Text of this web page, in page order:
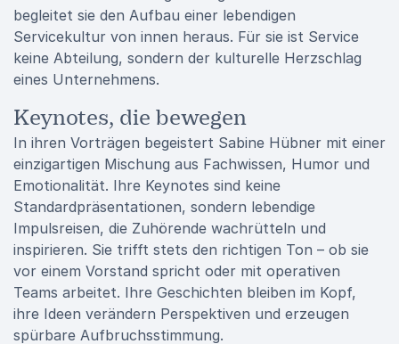
begleitet sie den Aufbau einer lebendigen
Servicekultur von innen heraus. Für sie ist Service
keine Abteilung, sondern der kulturelle Herzschlag
eines Unternehmens.
Keynotes, die bewegen
In ihren Vorträgen begeistert Sabine Hübner mit einer
einzigartigen Mischung aus Fachwissen, Humor und
Emotionalität. Ihre Keynotes sind keine
Standardpräsentationen, sondern lebendige
Impulsreisen, die Zuhörende wachrütteln und
inspirieren. Sie trifft stets den richtigen Ton – ob sie
vor einem Vorstand spricht oder mit operativen
Teams arbeitet. Ihre Geschichten bleiben im Kopf,
ihre Ideen verändern Perspektiven und erzeugen
spürbare Aufbruchsstimmung.